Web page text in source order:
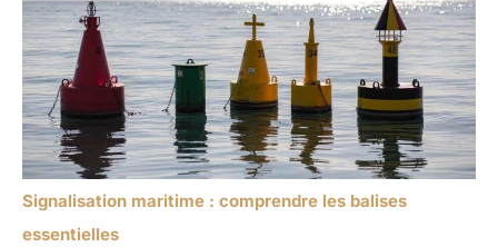
Signalisation maritime : comprendre les balises
essentielles